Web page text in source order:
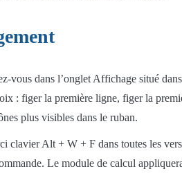
vous dans l’onglet Affichage situé
: figer la première ligne, figer la
plus visibles dans le ruban.
clavier Alt + W + F dans toutes les
Le module de calcul